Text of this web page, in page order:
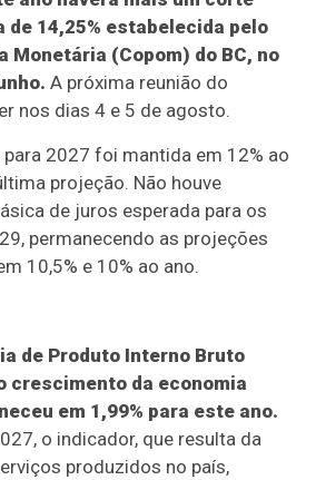
de 14,25% estabelecida pelo
Monetária (Copom) do BC, no
A próxima reunião do
nos dias 4 e 5 de agosto.
para 2027 foi mantida em 12% ao
projeção. Não houve
de juros esperada para os
permanecendo as projeções
10,5% e 10% ao ano.
de Produto Interno Bruto
crescimento da economia
em 1,99% para este ano.
o indicador, que resulta da
produzidos no país,